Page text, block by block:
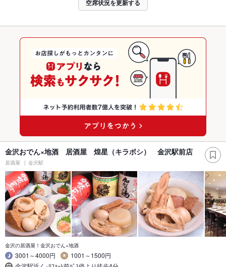
空席状況を更新する
金沢おでん×地酒 居酒屋 煌星（キラボシ） 金沢駅前店
居酒屋 金沢駅
金沢の居酒屋！金沢おでん×地酒
3001～4000円
1001～1500円